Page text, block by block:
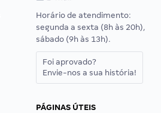
Horário de atendimento:
segunda a sexta (8h às 20h),
sábado (9h às 13h).
Foi aprovado?
Envie-nos a sua história!
PÁGINAS ÚTEIS